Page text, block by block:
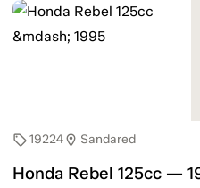
sell19224location_on Sandared
Honda Rebel 125cc —